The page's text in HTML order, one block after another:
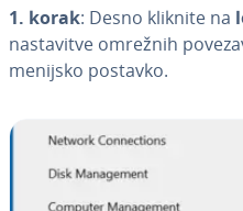
1. korak: Desno kliknite na
na­sta­vi­tve omrežnih
menijsko postavko.